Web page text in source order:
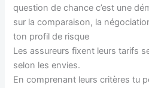
question de chance c’est une
sur la comparaison, la
ton profil de risque
Les assureurs fixent leurs tarifs
selon les envies.
En comprenant leurs critères tu